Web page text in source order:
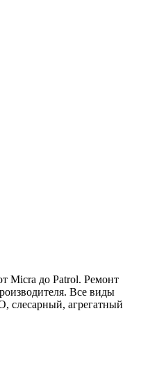
Micra до Patrol. Ремонт
Все виды
слесарный, агрегатный